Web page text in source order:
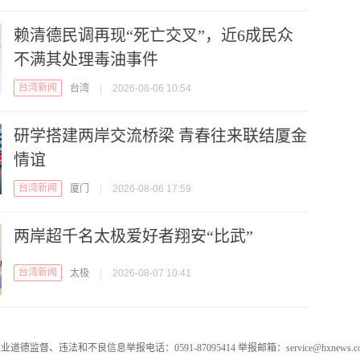
赖清德民调再现“死亡交叉”，近6成民众
不满其处理毒油事件
台湾新闻 台湾 2026-08-06 10:54
研学搭建两岸交流桥梁 青春往来联结厦金
情谊
台湾新闻 厦门 2026-08-06 17:59
两岸超千名太极爱好者翔安“比武”
台湾新闻 太极 2026-08-07 10:41
道德监督、违法和不良信息举报电话：0591-87095414 举报邮箱：